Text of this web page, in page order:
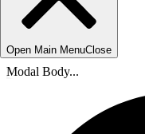
Open Main MenuClose
Modal Body...